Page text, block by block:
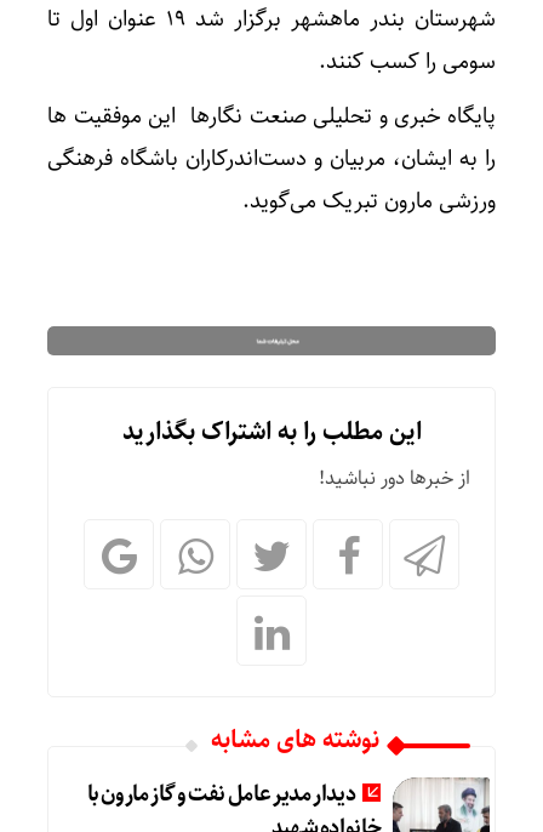
شهرستان بندر ماهشهر برگزار شد ۱۹ عنوان اول تا
سومی را کسب کنند.
پایگاه خبری و تحلیلی صنعت نگارها این موفقیت ها
را به ایشان، مربیان و دست‌اندرکاران باشگاه فرهنگی
ورزشی مارون تبریک می‌گوید.
این مطلب را به اشتراک بگذارید
از خبرها دور نباشید!
نوشته های مشابه
دیدار مدیر عامل نفت و گاز مارون با